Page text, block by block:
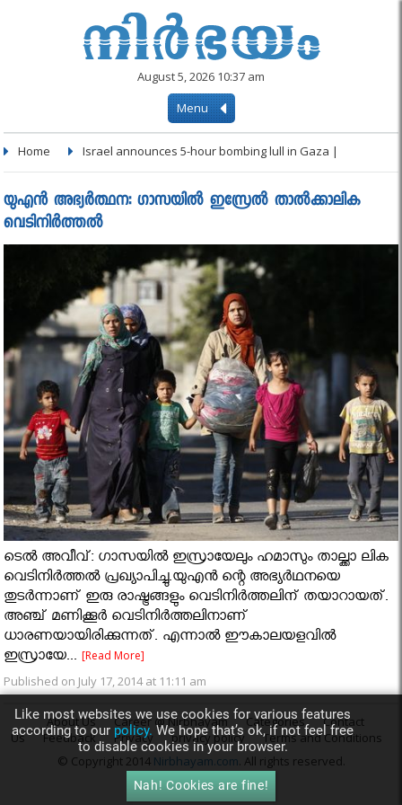
August 5, 2026 10:37 am
Menu
Home Israel announces 5-hour bombing lull in Gaza |
യുഎന്‍ അഭ്യര്‍ത്ഥന: ഗാസയില്‍ ഇസ്രേൽ താല്‍ക്കാലിക
വെടിനിര്‍ത്തല്‍
ടെല്‍ അവീവ്: ഗാസയില്‍ ഇസ്രായേലും ഹമാസും താല്ക്കാ ലിക
വെടിനിര്‍ത്തല്‍ പ്രഖ്യാപിച്ചു.യുഎന്‍ ന്റെ അഭ്യര്‍ഥനയെ
തുടര്‍ന്നാണ് ഇരു രാഷ്ട്രങ്ങളും വെടിനിര്‍ത്തലിന് തയാറായത്.
അഞ്ച് മണിക്കൂര്‍ വെടിനിര്‍ത്തലിനാണ്
ധാരണയായിരിക്കുന്നത്. എന്നാല്‍ ഈകാലയളവില്‍
ഇസ്രായേ...[Read More]
Published on July 17, 2014 at 11:11 am
About Us Career @ Nirbhayam Categories
Contact
Us
Feedback Privacy privacy policy
Terms and Conditions
© Copyright 2014 Nirbhayam.com. All rights reserved.
Like most websites we use cookies for various features
according to our policy. We hope that’s ok, if not feel free
to disable cookies in your browser.
Nah! Cookies are fine!